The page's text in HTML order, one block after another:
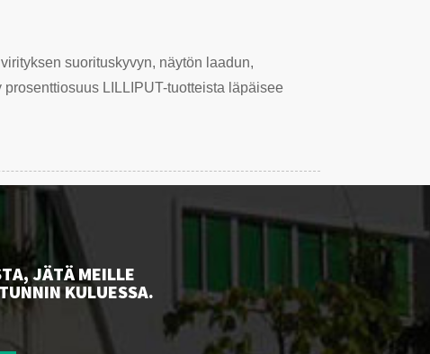
suorituskyvyn, näytön laadun,
LILLIPUT-tuotteista läpäisee
JÄTÄ MEILLE
KULUESSA.